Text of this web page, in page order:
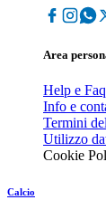
Area
Help e Faq
Info e
Termini
Utilizzo
Cookie
Calcio